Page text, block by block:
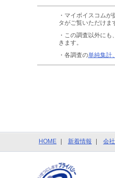
・マイボイスコムが
タがご覧いただけま
・この調査以外に
きます。
・各調査の単純集計
HOME 新着情報 会